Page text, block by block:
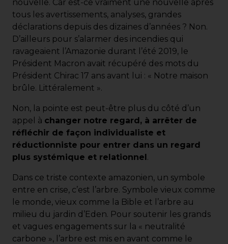
nouvelle. Car est-ce vraiment une nouvelle après
tous les avertissements, analyses, grandes
déclarations depuis des dizaines d’années ? Non.
D’ailleurs pour s’alarmer des incendies qui
ravageaient l’Amazonie durant l’été 2019, le
Président Macron avait récupéré des mots du
Président Chirac 17 ans avant lui : « Notre maison
brûle. Littéralement ».
Non, la pointe est peut-être plus du côté d’un
appel à changer notre regard, à arrêter de
réfléchir de façon individualiste et
réductionniste pour entrer dans un regard
plus systémique et relationnel.
Dans ce triste contexte amazonien, un symbole
entre en crise, c’est l’arbre. Symbole vieux comme
le monde, vieux comme la Bible et l’arbre au
milieu du jardin d’Eden. Pour soutenir les grands
et vagues engagements sur la « neutralité
carbone », l’arbre est mis en avant comme le